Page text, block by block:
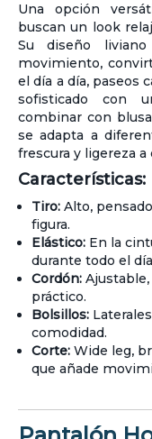
Una opción
buscan un look
Su diseño
movimiento,
el día a día, paseos
sofisticado con
combinar con
se adapta a
frescura y ligereza a
Características:
Tiro: Alto,
figura.
Elástico: En la
durante todo el
Cordón:
práctico.
Bolsillos:
comodidad.
Corte: Wide leg,
que añade